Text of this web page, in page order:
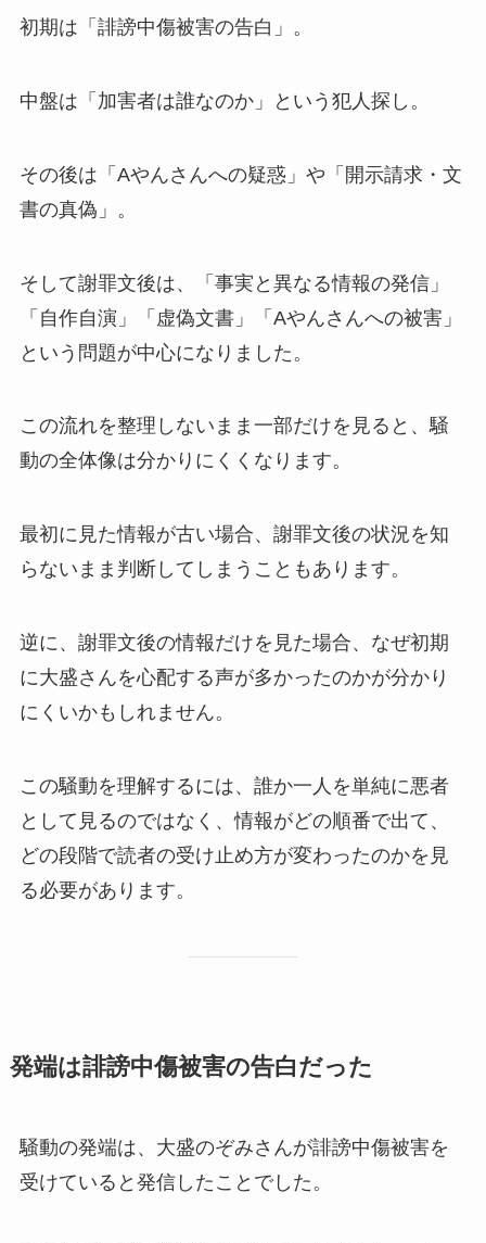
初期は「誹謗中傷被害の告白」。
中盤は「加害者は誰なのか」という犯人探し。
その後は「Aやんさんへの疑惑」や「開示請求・文
書の真偽」。
そして謝罪文後は、「事実と異なる情報の発信」
「自作自演」「虚偽文書」「Aやんさんへの被害」
という問題が中心になりました。
この流れを整理しないまま一部だけを見ると、騒
動の全体像は分かりにくくなります。
最初に見た情報が古い場合、謝罪文後の状況を知
らないまま判断してしまうこともあります。
逆に、謝罪文後の情報だけを見た場合、なぜ初期
に大盛さんを心配する声が多かったのかが分かり
にくいかもしれません。
この騒動を理解するには、誰か一人を単純に悪者
として見るのではなく、情報がどの順番で出て、
どの段階で読者の受け止め方が変わったのかを見
る必要があります。
発端は誹謗中傷被害の告白だった
騒動の発端は、大盛のぞみさんが誹謗中傷被害を
受けていると発信したことでした。